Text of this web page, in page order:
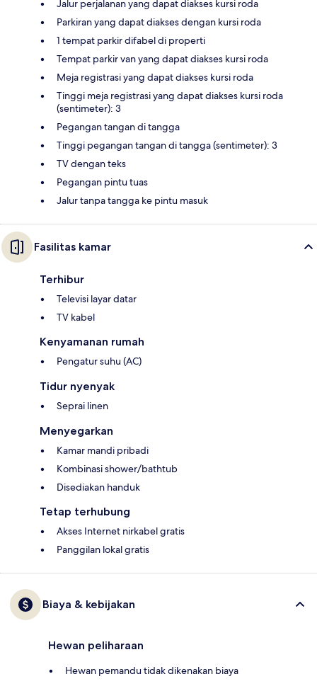
Jalur perjalanan yang dapat diakses kursi roda
Parkiran yang dapat diakses dengan kursi roda
1 tempat parkir difabel di properti
Tempat parkir van yang dapat diakses kursi roda
Meja registrasi yang dapat diakses kursi roda
Tinggi meja registrasi yang dapat diakses kursi roda
(sentimeter): 3
Pegangan tangan di tangga
Tinggi pegangan tangan di tangga (sentimeter): 3
TV dengan teks
Pegangan pintu tuas
Jalur tanpa tangga ke pintu masuk
Fasilitas kamar
Terhibur
Televisi layar datar
TV kabel
Kenyamanan rumah
Pengatur suhu (AC)
Tidur nyenyak
Seprai linen
Menyegarkan
Kamar mandi pribadi
Kombinasi shower/bathtub
Disediakan handuk
Tetap terhubung
Akses Internet nirkabel gratis
Panggilan lokal gratis
Biaya & kebijakan
Hewan peliharaan
Hewan pemandu tidak dikenakan biaya